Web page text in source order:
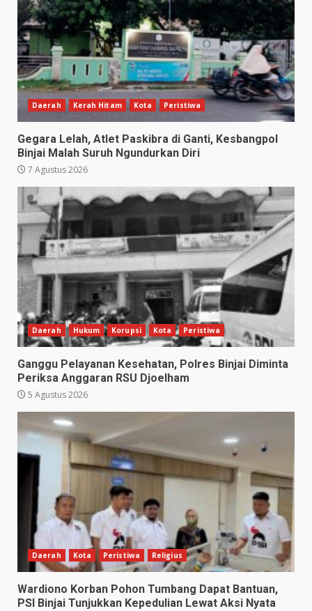
Daerah Kerah Hitam Kota Peristiwa
Gegara Lelah, Atlet Paskibra di Ganti, Kesbangpol
Binjai Malah Suruh Ngundurkan Diri
7 Agustus 2026
Daerah Hukum Korupsi Kota Peristiwa
Ganggu Pelayanan Kesehatan, Polres Binjai Diminta
Periksa Anggaran RSU Djoelham
5 Agustus 2026
Daerah Kota Peristiwa Religius
Wardiono Korban Pohon Tumbang Dapat Bantuan,
PSI Binjai Tunjukkan Kepedulian Lewat Aksi Nyata